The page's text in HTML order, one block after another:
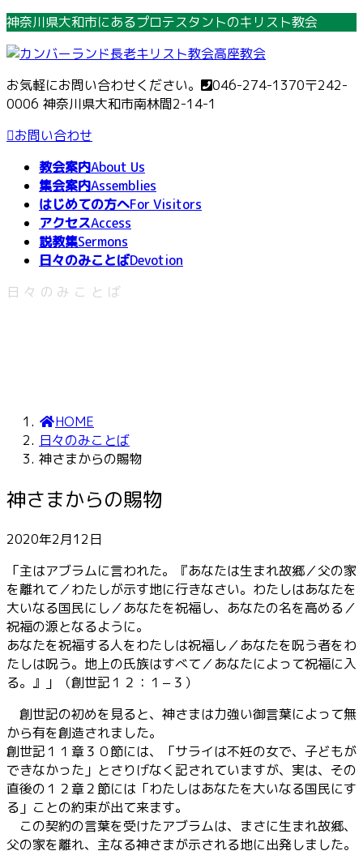
コ
テ
ン
ツ
へ
ス
ナ
ゲ
ー
シ
ョ
ン
神奈川県大和市にあるプロテスタントのキリスト教会
お気軽にお問い合わせください。 046-274-1370〒242-
0006 神奈川県大和市南林間2-14-1
お問い合わせ
教会案内About Us
集会案内Assemblies
はじめての方へFor Visitors
アクセスAccess
説教集Sermons
日々のみことばDevotion
日々のみことば
HOME
日々のみことば
神さまからの賜物
神さまからの賜物
2020年2月12日
「主はアブラムに言われた。『あなたは生まれ故郷／父の家
を離れて／わたしが示す地に行きなさい。わたしはあなたを
大いなる国民にし／あなたを祝福し、あなたの名を高める／
祝福の源となるように。
あなたを祝福する人をわたしは祝福し／あなたを呪う者をわ
たしは呪う。地上の氏族はすべて／あなたによって祝福に入
る。』」（創世記１２：１−３）
創世記の初めを見ると、神さまは力強い御言葉によって無
から有を創造されました。
創世記１１章３０節には、「サライは不妊の女で、子どもが
できなかった」とさりげなく記されていますが、実は、その
直後の１２章２節には「わたしはあなたを大いなる国民にす
る」ことの約束が出て来ます。
この契約の言葉を受けたアブラムは、まさに生まれ故郷、
父の家を離れ、主なる神さまが示される地に出発しました。